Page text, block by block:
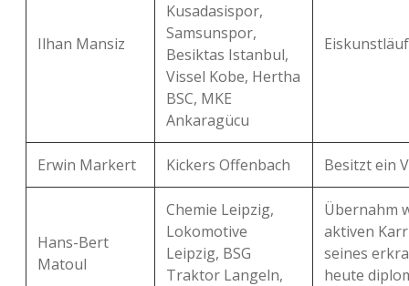
Ilhan Mansiz
Kusadasispor,
Samsunspor,
Besiktas Istanbul,
Vissel Kobe, Hertha
BSC, MKE
Ankaragücu
Erwin Markert Kickers Offenbach Besitzt ein
Hans-Bert
Matoul
Chemie Leipzig,
Lokomotive
Leipzig, BSG
Traktor Langeln,
Übernahm
aktiven
seines
heute